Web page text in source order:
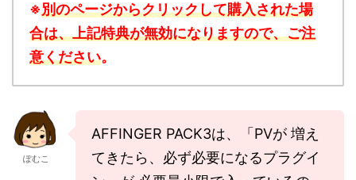
※別のページからクリックして購入された場
合は、上記特典が無効になりますので、ご注
意ください。
ぽむこ
AFFINGER PACK3は、「PVが 増え
てきたら、必ず必要になるプラグイ